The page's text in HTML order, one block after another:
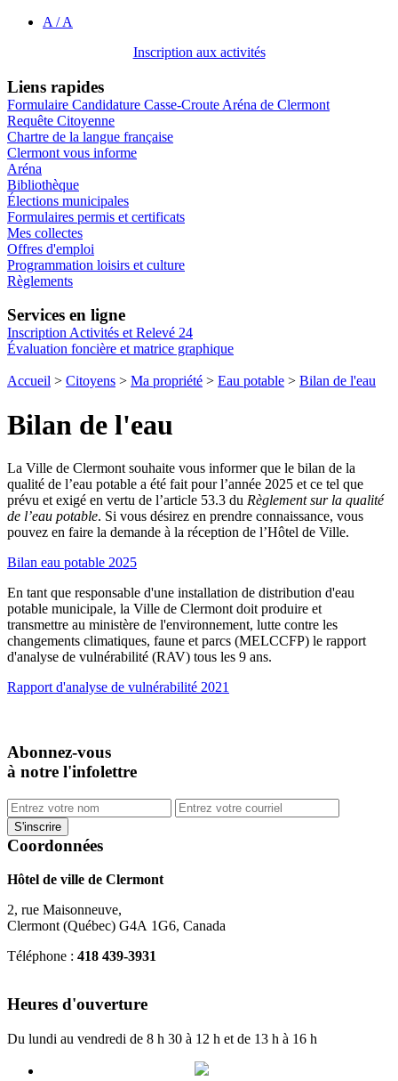
A /A
Inscription aux activités
Liens rapides
Formulaire Candidature Casse-Croute Aréna de Clermont
Requête Citoyenne
Chartre de la langue française
Clermont vous informe
Aréna
Bibliothèque
Élections municipales
Formulaires permis et certificats
Mes collectes
Offres d'emploi
Programmation loisirs et culture
Règlements
Services en ligne
Inscription Activités et Relevé 24
Évaluation foncière et matrice graphique
Accueil > Citoyens > Ma propriété > Eau potable > Bilan de l'eau
Bilan de l'eau
La Ville de Clermont souhaite vous informer que le bilan de la
qualité de l’eau potable a été fait pour l’année 2025 et ce tel que
prévu et exigé en vertu de l’article 53.3 du Règlement sur la qualité
de l’eau potable. Si vous désirez en prendre connaissance, vous
pouvez en faire la demande à la réception de l’Hôtel de Ville.
Bilan eau potable 2025
En tant que responsable d'une installation de distribution d'eau
potable municipale, la Ville de Clermont doit produire et
transmettre au ministère de l'environnement, lutte contre les
changements climatiques, faune et parcs (MELCCFP) le rapport
d'analyse de vulnérabilité (RAV) tous les 9 ans.
Rapport d'analyse de vulnérabilité 2021
Abonnez-vous
à notre l'infolettre
Coordonnées
Hôtel de ville de Clermont
2, rue Maisonneuve,
Clermont (Québec) G4A 1G6, Canada
Téléphone : 418 439-3931
Heures d'ouverture
Du lundi au vendredi de 8 h 30 à 12 h et de 13 h à 16 h